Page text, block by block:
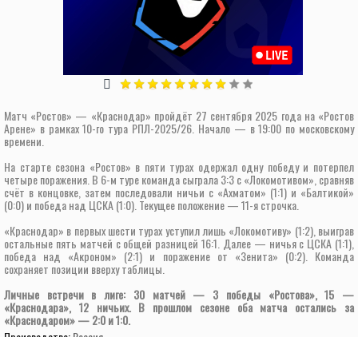
Матч «Ростов» — «Краснодар» пройдёт 27 сентября 2025 года на «Ростов
Арене» в рамках 10-го тура РПЛ-2025/26. Начало — в 19:00 по московскому
времени.
На старте сезона «Ростов» в пяти турах одержал одну победу и потерпел
четыре поражения. В 6-м туре команда сыграла 3:3 с «Локомотивом», сравняв
счёт в концовке, затем последовали ничьи с «Ахматом» (1:1) и «Балтикой»
(0:0) и победа над ЦСКА (1:0). Текущее положение — 11-я строчка.
«Краснодар» в первых шести турах уступил лишь «Локомотиву» (1:2), выиграв
остальные пять матчей с общей разницей 16:1. Далее — ничья с ЦСКА (1:1),
победа над «Акроном» (2:1) и поражение от «Зенита» (0:2). Команда
сохраняет позиции вверху таблицы.
Личные встречи в лиге: 30 матчей — 3 победы «Ростова», 15 —
«Краснодара», 12 ничьих. В прошлом сезоне оба матча остались за
«Краснодаром» — 2:0 и 1:0.